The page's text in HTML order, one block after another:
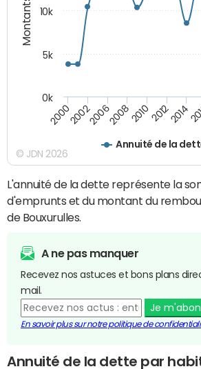
Annuité de la
2000200220062008201020122014
5k
10k
0k
© JDN 2026
L'annuité de la dette représente la
d'emprunts et du montant du
de Bouxurulles.
A ne pas manquer
Recevez nos astuces et bons plans
mail.
Je
En savoir plus sur notre politique de
Annuité de la dette par